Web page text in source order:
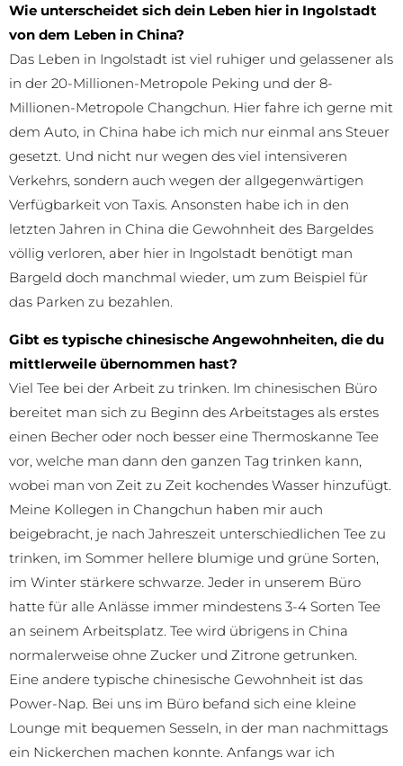
Wie unterscheidet sich dein Leben hier in Ingolstadt
von dem Leben in China?
Das Leben in Ingolstadt ist viel ruhiger und gelassener als
in der 20-Millionen-Metropole Peking und der 8-
Millionen-Metropole Changchun. Hier fahre ich gerne mit
dem Auto, in China habe ich mich nur einmal ans Steuer
gesetzt. Und nicht nur wegen des viel intensiveren
Verkehrs, sondern auch wegen der allgegenwärtigen
Verfügbarkeit von Taxis. Ansonsten habe ich in den
letzten Jahren in China die Gewohnheit des Bargeldes
völlig verloren, aber hier in Ingolstadt benötigt man
Bargeld doch manchmal wieder, um zum Beispiel für
das Parken zu bezahlen.
Gibt es typische chinesische Angewohnheiten, die du
mittlerweile übernommen hast?
Viel Tee bei der Arbeit zu trinken. Im chinesischen Büro
bereitet man sich zu Beginn des Arbeitstages als erstes
einen Becher oder noch besser eine Thermoskanne Tee
vor, welche man dann den ganzen Tag trinken kann,
wobei man von Zeit zu Zeit kochendes Wasser hinzufügt.
Meine Kollegen in Changchun haben mir auch
beigebracht, je nach Jahreszeit unterschiedlichen Tee zu
trinken, im Sommer hellere blumige und grüne Sorten,
im Winter stärkere schwarze. Jeder in unserem Büro
hatte für alle Anlässe immer mindestens 3-4 Sorten Tee
an seinem Arbeitsplatz. Tee wird übrigens in China
normalerweise ohne Zucker und Zitrone getrunken.
Eine andere typische chinesische Gewohnheit ist das
Power-Nap. Bei uns im Büro befand sich eine kleine
Lounge mit bequemen Sesseln, in der man nachmittags
ein Nickerchen machen konnte. Anfangs war ich